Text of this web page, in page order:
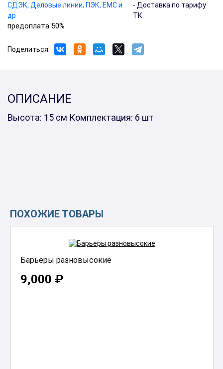
СДЭК, Деловые линии, ПЭК, EMC и
др
предоплата 50%
- Доставка по тарифу
ТК
Поделиться:
ОПИСАНИЕ
Высота: 15 см Комплектация: 6 шт
ПОХОЖИЕ ТОВАРЫ
Барьеры разновысокие
9,000 ₽